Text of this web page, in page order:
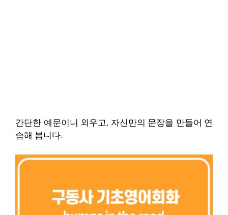
간단한 예문이니 외우고, 자신만의 문장을 만들어 연
습해 봅니다.